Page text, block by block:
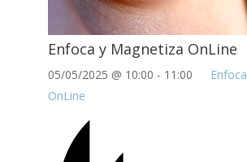
Enfoca y Magnetiza OnLine
05/05/2025 @ 10:00 - 11:00
OnLine